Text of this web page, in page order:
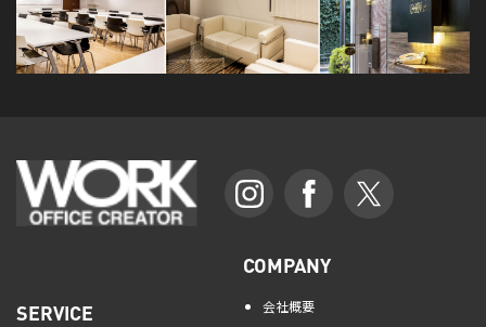
SERVICE
COMPANY
会社概要